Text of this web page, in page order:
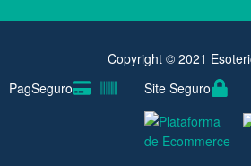
Copyright © 2021
PagSeguro
Site Seguro